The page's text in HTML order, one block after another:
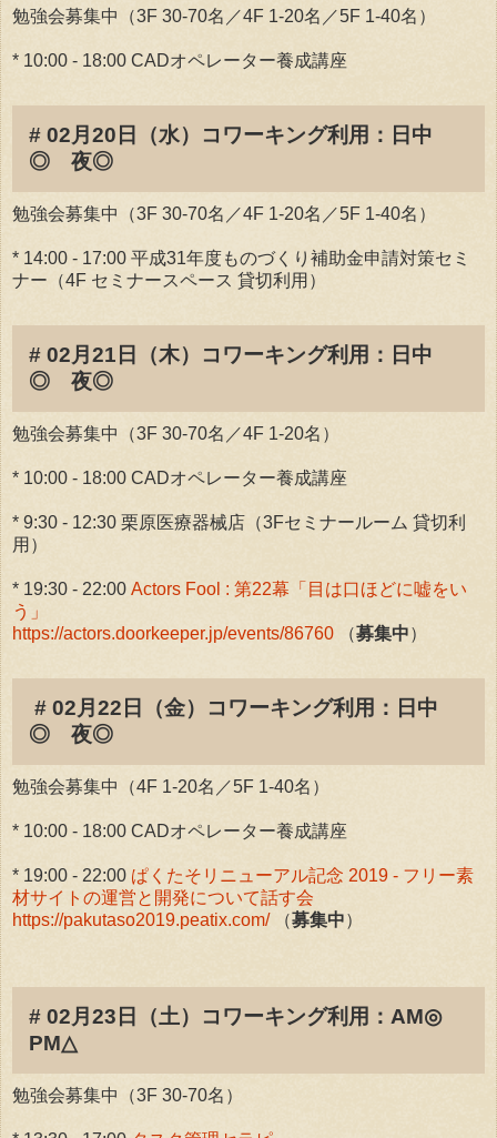
勉強会募集中（3F 30-70名／4F 1-20名／5F 1-40名）
* 10:00 - 18:00 CADオペレーター養成講座
# 02月20日（水）コワーキング利用：日中
◎ 夜◎
勉強会募集中（3F 30-70名／4F 1-20名／5F 1-40名）
* 14:00 - 17:00 平成31年度ものづくり補助金申請対策セミ
ナー（4F セミナースペース 貸切利用）
# 02月21日（木）コワーキング利用：日中
◎ 夜◎
勉強会募集中（3F 30-70名／4F 1-20名）
* 10:00 - 18:00 CADオペレーター養成講座
* 9:30 - 12:30 栗原医療器械店（3Fセミナールーム 貸切利
用）
* 19:30 - 22:00 Actors Fool : 第22幕「目は口ほどに嘘をい
う」
https://actors.doorkeeper.jp/events/86760 （募集中）
# 02月22日（金）コワーキング利用：日中
◎ 夜◎
勉強会募集中（4F 1-20名／5F 1-40名）
* 10:00 - 18:00 CADオペレーター養成講座
* 19:00 - 22:00 ぱくたそリニューアル記念 2019 - フリー素
材サイトの運営と開発について話す会
https://pakutaso2019.peatix.com/（募集中）
# 02月23日（土）コワーキング利用：AM◎
PM△
勉強会募集中（3F 30-70名）